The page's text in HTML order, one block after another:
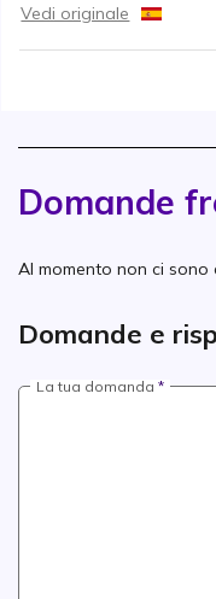
Vedi originale
Domande
Al momento non ci
Domande e
La tua domanda